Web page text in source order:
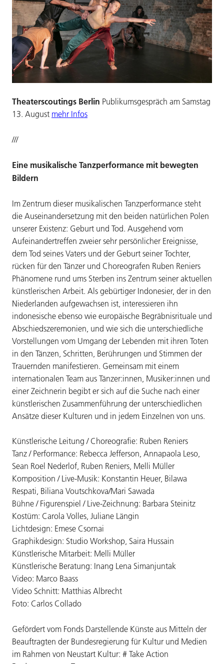
Theaterscoutings Berlin Publikumsgespräch am Samstag
13. August mehr Infos
///
Eine musikalische Tanzperformance mit bewegten
Bildern
Im Zentrum dieser musikalischen Tanzperformance steht
die Auseinandersetzung mit den beiden natürlichen Polen
unserer Existenz: Geburt und Tod. Ausgehend vom
Aufeinandertreffen zweier sehr persönlicher Ereignisse,
dem Tod seines Vaters und der Geburt seiner Tochter,
rücken für den Tänzer und Choreografen Ruben Reniers
Phänomene rund ums Sterben ins Zentrum seiner aktuellen
künstlerischen Arbeit. Als gebürtiger Indonesier, der in den
Niederlanden aufgewachsen ist, interessieren ihn
indonesische ebenso wie europäische Begräbnisrituale und
Abschiedszeremonien, und wie sich die unterschiedliche
Vorstellungen vom Umgang der Lebenden mit ihren Toten
in den Tänzen, Schritten, Berührungen und Stimmen der
Trauernden manifestieren. Gemeinsam mit einem
internationalen Team aus Tänzer:innen, Musiker:innen und
einer Zeichnerin begibt er sich auf die Suche nach einer
künstlerischen Zusammenführung der unterschiedlichen
Ansätze dieser Kulturen und in jedem Einzelnen von uns.
Künstlerische Leitung / Choreografie: Ruben Reniers
Tanz / Performance: Rebecca Jefferson, Annapaola Leso,
Sean Roel Nederlof, Ruben Reniers, Melli Müller
Komposition / Live-Musik: Konstantin Heuer, Bilawa
Respati, Biliana Voutschkova/Mari Sawada
Bühne / Figurenspiel / Live-Zeichnung: Barbara Steinitz
Kostüm: Carola Volles, Juliane Längin
Lichtdesign: Emese Csornai
Graphikdesign: Studio Workshop, Saira Hussain
Künstlerische Mitarbeit: Melli Müller
Künstlerische Beratung: Inang Lena Simanjuntak
Video: Marco Baass
Video Schnitt: Matthias Albrecht
Foto: Carlos Collado
Gefördert vom Fonds Darstellende Künste aus Mitteln der
Beauftragten der Bundesregierung für Kultur und Medien
im Rahmen von Neustart Kultur: # Take Action